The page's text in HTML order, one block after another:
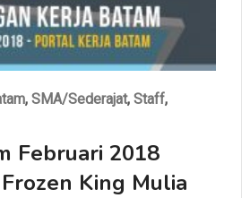
, SMA/Sederajat, Staff,
Februari 2018
King Mulia